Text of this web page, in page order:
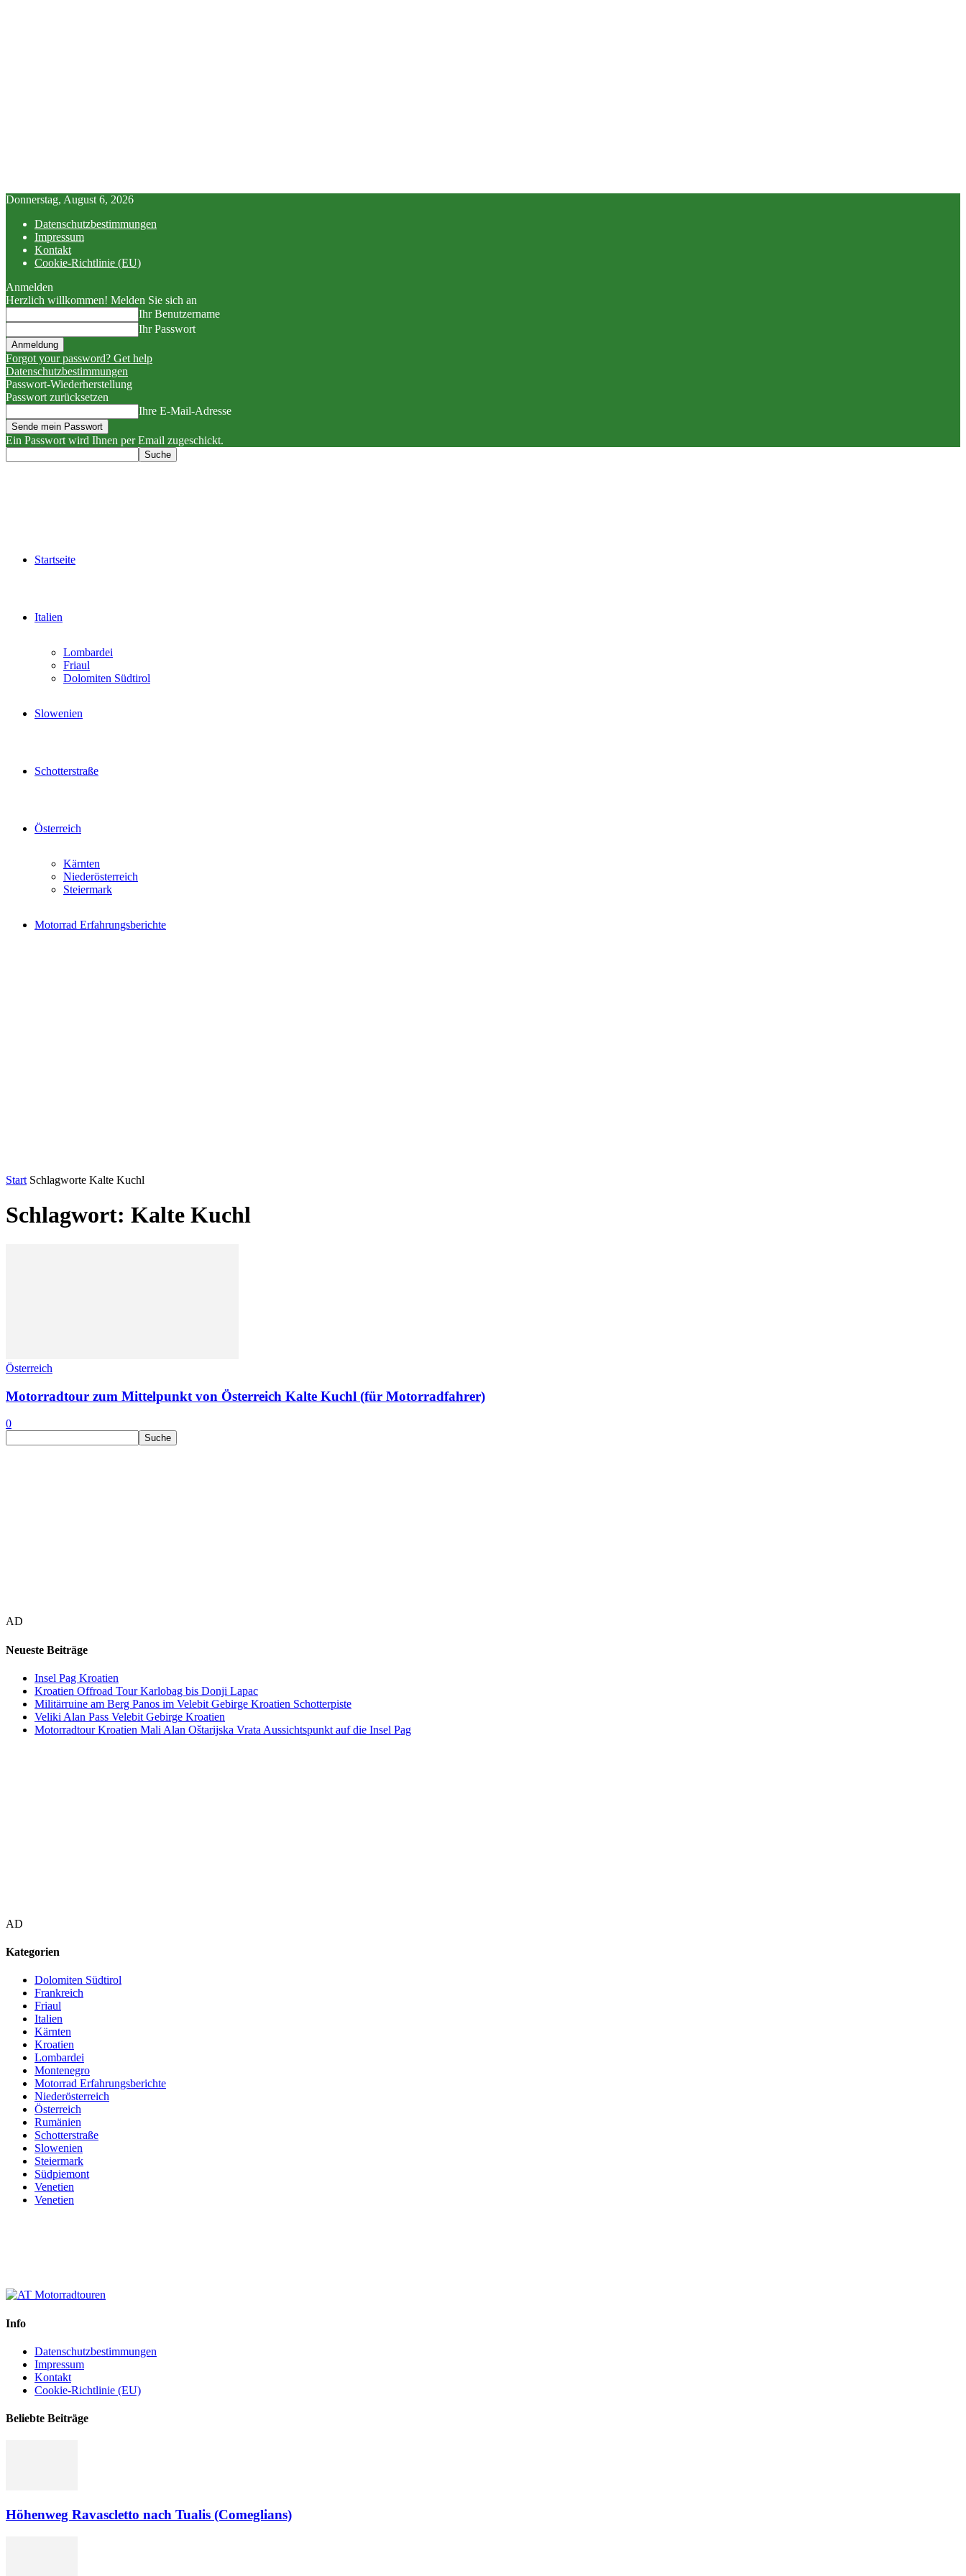
Donnerstag, August 6, 2026
Datenschutzbestimmungen
Impressum
Kontakt
Cookie-Richtlinie (EU)
Anmelden
Herzlich willkommen! Melden Sie sich an
Ihr Benutzername
Ihr Passwort
Forgot your password? Get help
Datenschutzbestimmungen
Passwort-Wiederherstellung
Passwort zurücksetzen
Ihre E-Mail-Adresse
Ein Passwort wird Ihnen per Email zugeschickt.
Startseite
Italien
Lombardei
Friaul
Dolomiten Südtirol
Slowenien
Schotterstraße
Österreich
Kärnten
Niederösterreich
Steiermark
Motorrad Erfahrungsberichte
Start Schlagworte Kalte Kuchl
Schlagwort: Kalte Kuchl
Österreich
Motorradtour zum Mittelpunkt von Österreich Kalte Kuchl (für Motorradfahrer)
0
AD
Neueste Beiträge
Insel Pag Kroatien
Kroatien Offroad Tour Karlobag bis Donji Lapac
Militärruine am Berg Panos im Velebit Gebirge Kroatien Schotterpiste
Veliki Alan Pass Velebit Gebirge Kroatien
Motorradtour Kroatien Mali Alan Oštarijska Vrata Aussichtspunkt auf die Insel Pag
AD
Kategorien
Dolomiten Südtirol
Frankreich
Friaul
Italien
Kärnten
Kroatien
Lombardei
Montenegro
Motorrad Erfahrungsberichte
Niederösterreich
Österreich
Rumänien
Schotterstraße
Slowenien
Steiermark
Südpiemont
Venetien
Venetien
Info
Datenschutzbestimmungen
Impressum
Kontakt
Cookie-Richtlinie (EU)
Beliebte Beiträge
Höhenweg Ravascletto nach Tualis (Comeglians)